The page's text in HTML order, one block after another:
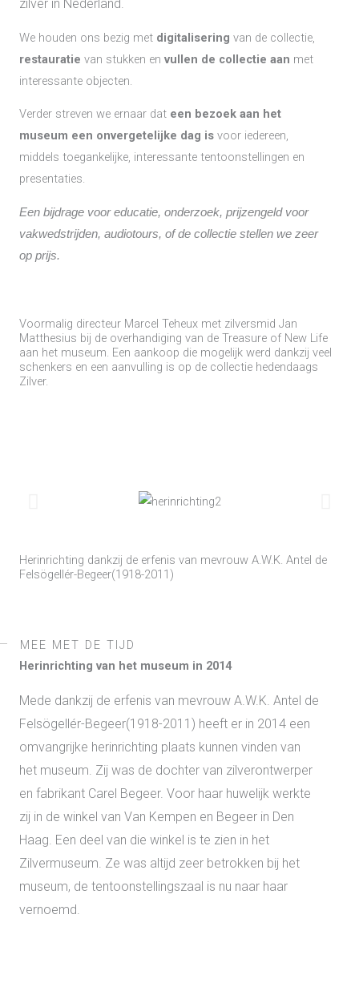
zilver in Nederland.
We houden ons bezig met digitalisering van de collectie,
restauratie van stukken en vullen de collectie aan met
interessante objecten.
Verder streven we ernaar dat een bezoek aan het
museum een onvergetelijke dag is voor iedereen,
middels toegankelijke, interessante tentoonstellingen en
presentaties.
Een bijdrage voor educatie, onderzoek, prijzengeld voor
vakwedstrijden, audiotours, of de collectie stellen we zeer
op prijs.
Voormalig directeur Marcel Teheux met zilversmid Jan
Matthesius bij de overhandiging van de Treasure of New Life
aan het museum. Een aankoop die mogelijk werd dankzij veel
schenkers en een aanvulling is op de collectie hedendaags
Zilver.
Herinrichting dankzij de erfenis van mevrouw A.W.K. Antel de
Felsögellér-Begeer(1918-2011)
MEE MET DE TIJD
Herinrichting van het museum in 2014
Mede dankzij de erfenis van mevrouw A.W.K. Antel de
Felsögellér-Begeer(1918-2011) heeft er in 2014 een
omvangrijke herinrichting plaats kunnen vinden van
het museum. Zij was de dochter van zilverontwerper
en fabrikant Carel Begeer. Voor haar huwelijk werkte
zij in de winkel van Van Kempen en Begeer in Den
Haag. Een deel van die winkel is te zien in het
Zilvermuseum. Ze was altijd zeer betrokken bij het
museum, de tentoonstellingszaal is nu naar haar
vernoemd.